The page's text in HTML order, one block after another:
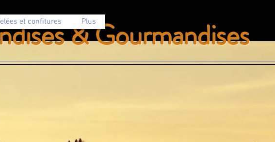
et confitures Plus
& Gourmandises